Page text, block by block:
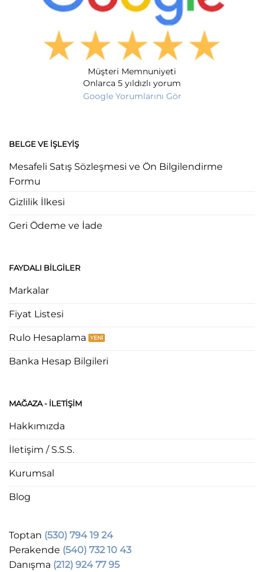
Müşteri Memnuniyeti
Onlarca 5 yıldızlı yorum
Google Yorumlarını Gör
BELGE VE İŞLEYIŞ
Mesafeli Satış Sözleşmesi ve Ön Bilgilendirme
Formu
Gizlilik İlkesi
Geri Ödeme ve İade
FAYDALI BILGILER
Markalar
Fiyat Listesi
Rulo Hesaplama
Banka Hesap Bilgileri
MAĞAZA - ILETIŞIM
Hakkımızda
İletişim / S.S.S.
Kurumsal
Blog
Toptan (530) 794 19 24
Perakende (540) 732 10 43
Danışma (212) 924 77 95